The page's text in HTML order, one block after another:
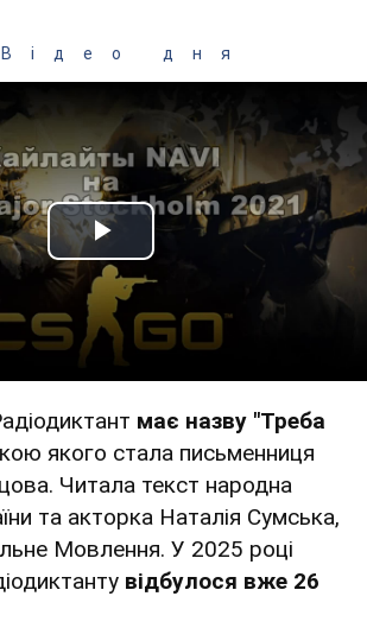
Відео дня
Play Video
має назву "Треба
якого стала письменниця
Читала текст народна
та акторка Наталія Сумська,
Мовлення. У 2025 році
відбулося вже 26